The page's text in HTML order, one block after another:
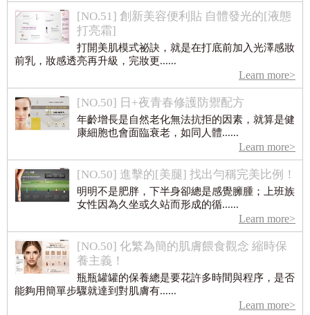
[NO.51] 創新美容便利貼 自體發光的[液態
打亮霜]
打開美肌模式祕訣，就是在打底前加入光澤感妝
前乳，妝感透亮再升級，完妝更......
Learn more>
[NO.50] 日+夜青春修護防禦配方
年齡增長是自然老化無法抗拒的因素，就算是健
康細胞也會面臨衰老，如同人體......
Learn more>
[NO.50] 進擊的[美腿] 找出勻稱完美比例！
明明不是肥胖，下半身卻總是感覺臃腫；上班族
女性因為久坐或久站而形成的循......
Learn more>
[NO.50] 化繁為簡的肌膚餵食觀念 縮時保
養主義！
瓶瓶罐罐的保養總是要花許多時間與程序，是否
能夠用簡單步驟就達到對肌膚有......
Learn more>